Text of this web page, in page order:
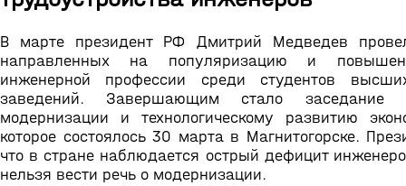
В марте президент РФ Дмитрий Медведев
направленных на популяризацию и
инженерной профессии среди студентов
заведений. Завершающим стало заседание
модернизации и технологическому развитию
которое состоялось 30 марта в Магнитогорске.
что в стране наблюдается острый дефицит
нельзя вести речь о модернизации.